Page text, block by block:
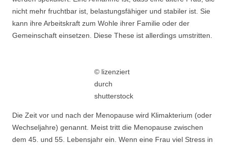
nicht mehr fruchtbar ist, belastungsfähiger und stabiler ist. Sie
kann ihre Arbeitskraft zum Wohle ihrer Familie oder der
Gemeinschaft einsetzen. Diese These ist allerdings umstritten.
© lizenziert
durch
shutterstock
Die Zeit vor und nach der Menopause wird Klimakterium (oder
Wechseljahre) genannt. Meist tritt die Menopause zwischen
dem 45. und 55. Lebensjahr ein. Wenn eine Frau viel Stress in